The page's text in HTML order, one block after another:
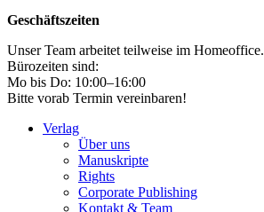
Geschäftszeiten
Unser Team arbeitet teilweise im Homeoffice.
Bürozeiten sind:
Mo bis Do: 10:00–16:00
Bitte vorab Termin vereinbaren!
Verlag
Über uns
Manuskripte
Rights
Corporate Publishing
Kontakt & Team